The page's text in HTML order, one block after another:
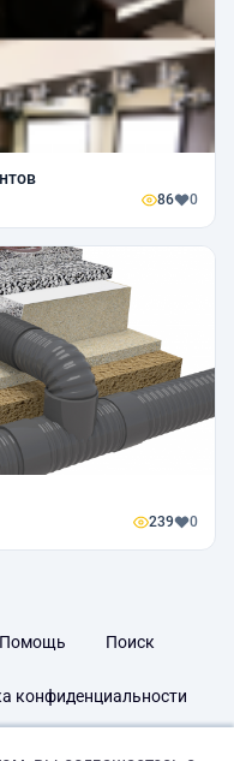
86 0
239 0
Помощь Поиск
конфиденциальности